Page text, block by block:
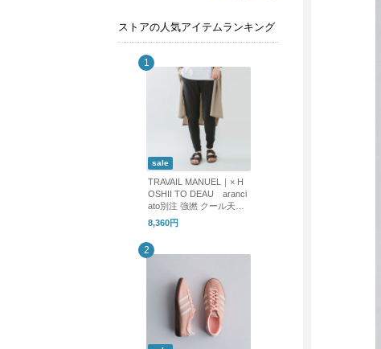
ストアの人気アイテムランキング
sale
TRAVAIL MANUEL｜× H
OSHII TO DEAU aranci
ato別注 強撚 クール天竺
アンダー ジョッパーズ
パンツ 5083-same1-fn
8,360円